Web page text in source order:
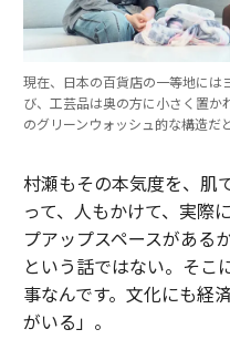
現在、日本の百貨店の一等地には
び、工芸品は奥の方に小さく置か
のグリーンウォッシュ的な構造だ
村瀬もその本気度を、肌
って、人もかけて、実際
プアップスペースがある
という話ではない。そこ
事なんです。文化にも経
がいる」。